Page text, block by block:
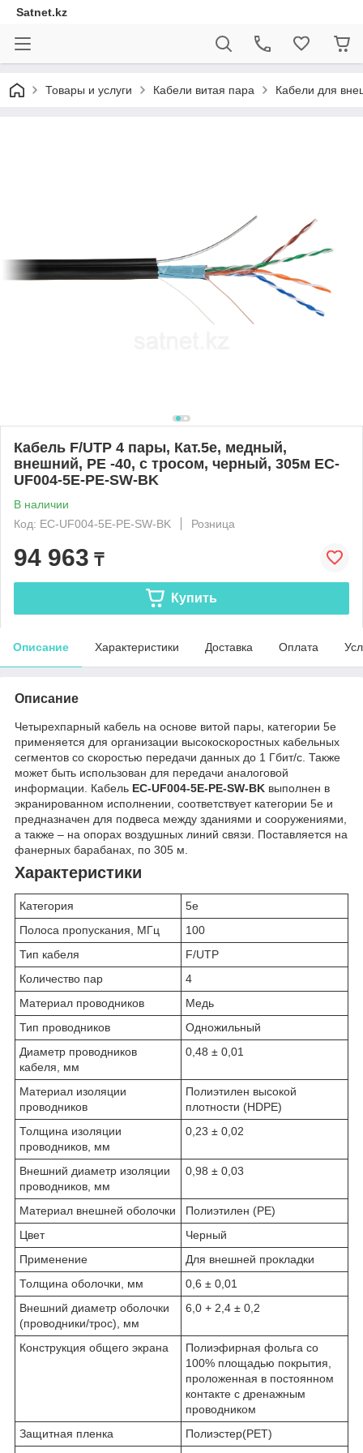
Satnet.kz
Товары и услуги Кабели витая пара Кабели для
Кабель F/UTP 4 пары, Кат.5е, медный,
внешний, PE -40, с тросом, черный, 305м EC-
UF004-5E-PE-SW-BK
В наличии
Код: EC-UF004-5E-PE-SW-BK
Розница
94 963 ₸
Купить
Описание Характеристики Доставка Оплата
Описание
Четырехпарный кабель на основе витой пары, категории 5e
применяется для организации высокоскоростных кабельных
сегментов со скоростью передачи данных до 1 Гбит/c. Также
может быть использован для передачи аналоговой
информации. Кабель EC-UF004-5E-PE-SW-BK выполнен в
экранированном исполнении, соответствует категории 5e и
предназначен для подвеса между зданиями и сооружениями,
а также – на опорах воздушных линий связи. Поставляется на
фанерных барабанах, по 305 м.
Характеристики
Категория
5е
Полоса пропускания, МГц
100
Тип кабеля
F/UTP
Количество пар
4
Материал проводников
Медь
Тип проводников
Одножильный
Диаметр проводников
кабеля, мм
0,48 ± 0,01
Материал изоляции
проводников
Полиэтилен высокой
плотности (HDPE)
Толщина изоляции
проводников, мм
0,23 ± 0,02
Внешний диаметр изоляции
проводников, мм
0,98 ± 0,03
Материал внешней оболочки
Полиэтилен (PE)
Цвет
Черный
Применение
Для внешней прокладки
Толщина оболочки, мм
0,6 ± 0,01
Внешний диаметр оболочки
(проводники/трос), мм
6,0 + 2,4 ± 0,2
Конструкция общего экрана
Полиэфирная фольга со
100% площадью покрытия,
проложенная в постоянном
контакте с дренажным
проводником
Защитная пленка
Полиэстер(PET)